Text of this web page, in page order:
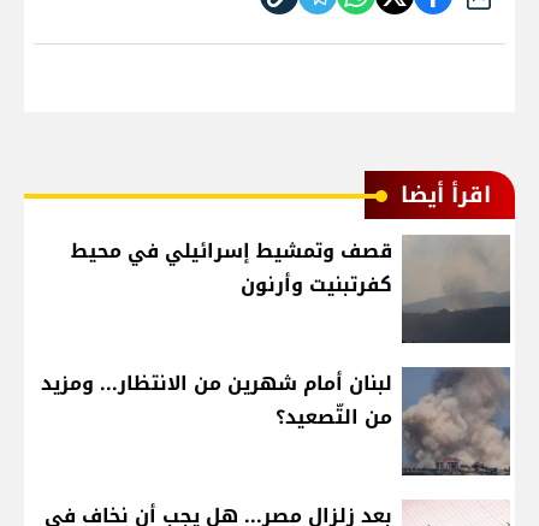
اقرأ أيضا
قصف وتمشيط إسرائيلي في محيط
كفرتبنيت وأرنون
لبنان أمام شهرين من الانتظار... ومزيد
من التّصعيد؟
بعد زلزال مصر... هل يجب أن نخاف في